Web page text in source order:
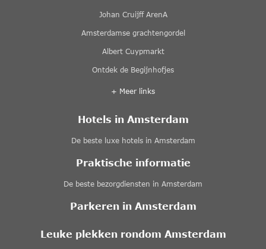
Johan Cruijff ArenA
Amsterdamse grachtengordel
Albert Cuypmarkt
Ontdek de Begijnhofjes
+ Meer links
Hotels in Amsterdam
De beste luxe hotels in Amsterdam
Praktische informatie
De beste bezorgdiensten in Amsterdam
Parkeren in Amsterdam
Leuke plekken rondom Amsterdam